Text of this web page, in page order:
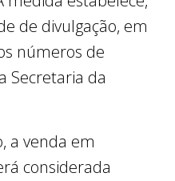
de divulgação, em
números de
Secretaria da
a venda em
considerada